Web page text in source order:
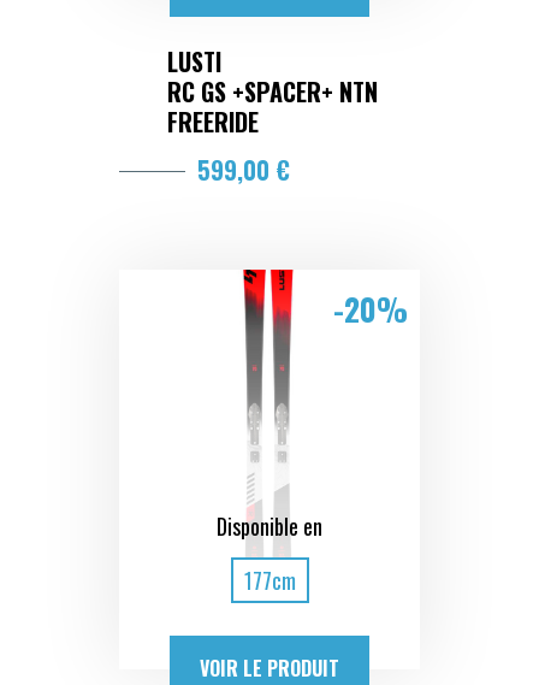
LUSTI
RC GS +SPACER+ NTN
FREERIDE
599,00 €
Disponible en
177cm
-20%
VOIR LE PRODUIT